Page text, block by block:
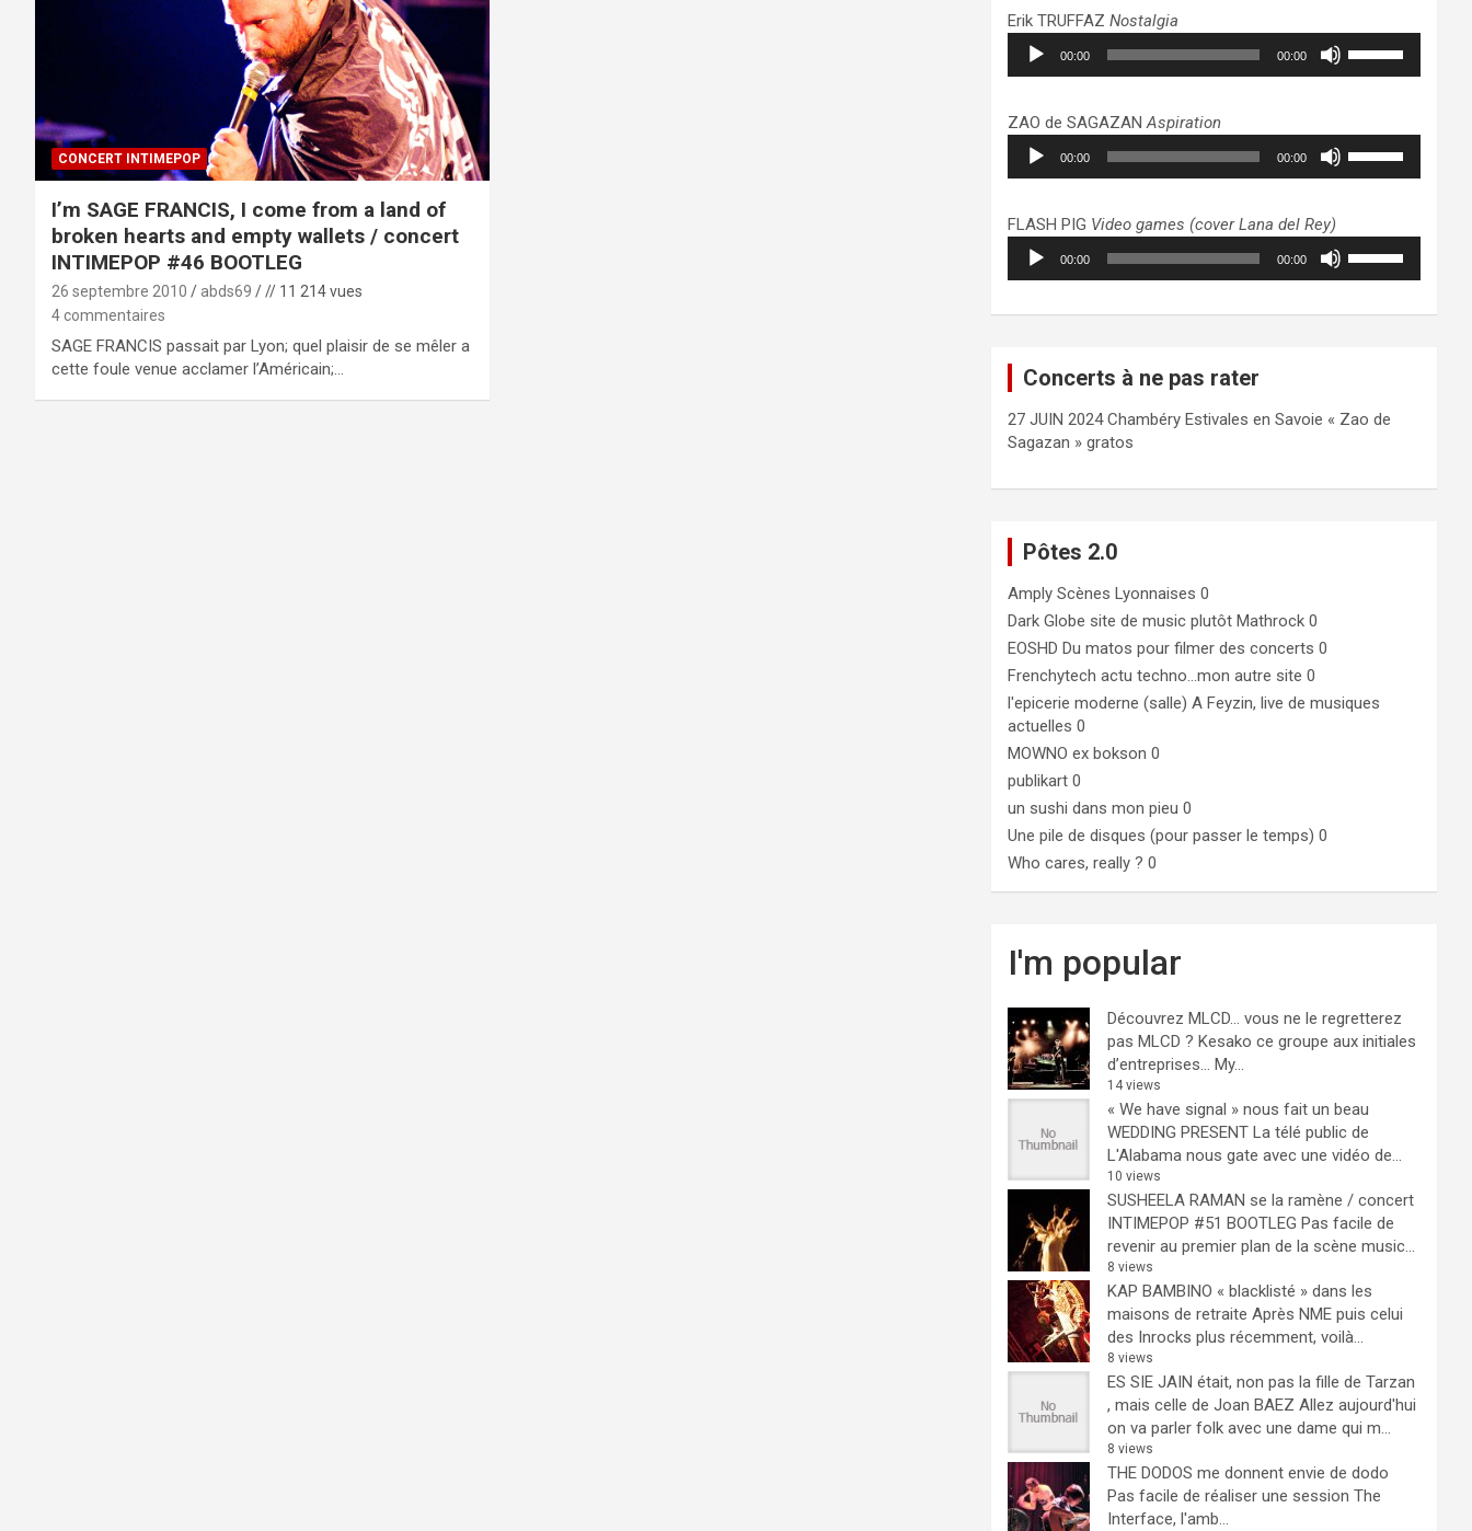
CONCERT INTIMEPOP
I’m SAGE FRANCIS, I come from a land of
broken hearts and empty wallets / concert
INTIMEPOP #46 BOOTLEG
26 septembre 2010 abds69
// 11 214 vues
4 commentaires
SAGE FRANCIS passait par Lyon; quel plaisir de se mêler a
cette foule venue acclamer l’Américain;…
pour
augmenter
ou
volume.
Erik TRUFFAZNostalgia
Lecteur
audio
00:00 00:00
pour
augmenter
ou
volume.
ZAO de SAGAZANAspiration
Lecteur
audio
00:00 00:00
pour
augmenter
ou
FLASH PIG Video games (cover Lana del Rey)
Lecteur
audio
00:00 00:00
haut/bas
le
Concerts à ne pas rater
27 JUIN 2024 Chambéry Estivales en Savoie « Zao de
Sagazan » gratos
Pôtes 2.0
Amply Scènes Lyonnaises 0
Dark Globe site de music plutôt Mathrock 0
EOSHD Du matos pour filmer des concerts 0
Frenchytech actu techno…mon autre site 0
l'epicerie moderne (salle) A Feyzin, live de musiques
actuelles 0
MOWNO ex bokson 0
publikart 0
un sushi dans mon pieu 0
Une pile de disques (pour passer le temps) 0
Who cares, really ? 0
I'm popular
Découvrez MLCD… vous ne le regretterez
pas MLCD ? Kesako ce groupe aux initiales
d’entreprises… My...
14 views
« We have signal » nous fait un beau
WEDDING PRESENT La télé public de
L'Alabama nous gate avec une vidéo de...
10 views
SUSHEELA RAMAN se la ramène / concert
INTIMEPOP #51 BOOTLEG Pas facile de
revenir au premier plan de la scène music...
8 views
KAP BAMBINO « blacklisté » dans les
maisons de retraite Après NME puis celui
des Inrocks plus récemment, voilà...
8 views
ES SIE JAIN était, non pas la fille de Tarzan
, mais celle de Joan BAEZ Allez aujourd'hui
on va parler folk avec une dame qui m...
8 views
THE DODOS me donnent envie de dodo
Pas facile de réaliser une session The
Interface, l'amb...